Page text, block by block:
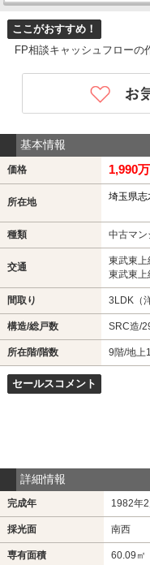
ここがおすすめ！
FP相談キャッシュフローの
基本情報
価格 1,990
所在地 埼玉県志
種類 中古マン
交通
東武東上
東武東上
間取り 3LDK（
構造/総戸数 SRC造/
所在階/階数 9階/地上
セールスコメント
詳細情報
完成年 1982年
採光面 南西
専有面積 60.09㎡